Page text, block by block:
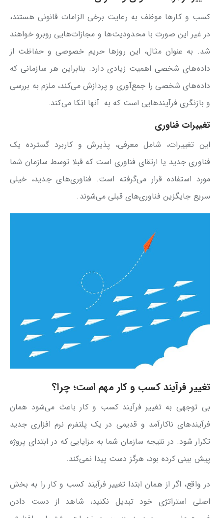
کسب و کارها موظف به رعایت برخی الزامات قانونی هستند،
در غیر این صورت با محدودیت‌ها و مجازات‌هایی روبرو خواهند
شد. به عنوان مثال، این روزها حریم خصوصی و حفاظت از
داده‌های شخصی اهمیت زیادی دارد. بنابراین هر سازمانی که
داده‌های شخصی را جمع‌آوری و پردازش می‌کند، ملزم به بررسی
و بازنگری فرآیندهایی است که به آنها اتکا می‌کند.
تغییرات فناوری
این تغییرات، شامل معرفی، پذیرش و کاربرد گسترده یک
فناوری جدید یا ارتقای فناوری است که قبلا توسط سازمان شما
مورد استفاده قرار می‌گرفته است. فناوری‌های جدید، خیلی
سریع جایگزین فناوری‌های قبلی می‌شوند.
تغییر فرآیند کسب و کار مهم است؛ چرا؟
بی توجهی به تغییر فرآیند کسب و کار باعث می‌شود همان
فرآیندهای ناکارآمد و قدیمی در یک پلتفرم نرم افزاری جدید
تکرار شود. در نتیجه سازمان شما به مزایایی که در ابتدای پروژه
پیش بینی کرده بود، هرگز دست پیدا نمی‌کند.
در واقع، اگر از همان ابتدا تغییر فرآیند کسب و کار را به بخش
اصلی استراتژی خود تبدیل نکنید، شاهد از دست دادن